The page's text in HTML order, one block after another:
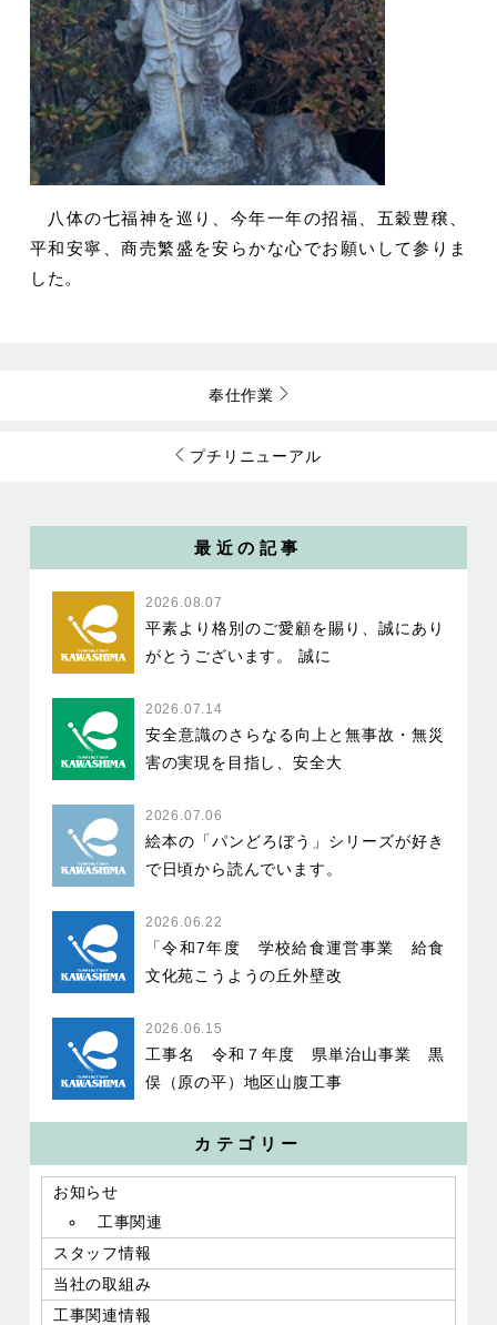
八体の七福神を巡り、今年一年の招福、五穀豊穣、
平和安寧、商売繁盛を安らかな心でお願いして参りま
した。
奉仕作業
プチリニューアル
最近の記事
2026.08.07
平素より格別のご愛顧を賜り、誠にあり
がとうございます。 誠に
2026.07.14
安全意識のさらなる向上と無事故・無災
害の実現を目指し、安全大
2026.07.06
絵本の「パンどろぼう」シリーズが好き
で日頃から読んでいます。
2026.06.22
「令和7年度 学校給食運営事業 給食
文化苑こうようの丘外壁改
2026.06.15
工事名 令和７年度 県単治山事業 黒
俣（原の平）地区山腹工事
カテゴリー
お知らせ
工事関連
スタッフ情報
当社の取組み
工事関連情報